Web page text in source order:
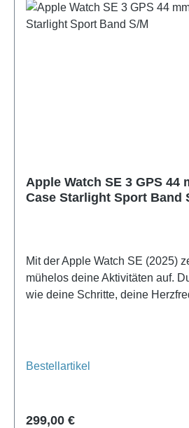
Apple Watch SE 3 GPS 44
Case Starlight Sport Band
Mit der Apple Watch SE (2025)
mühelos deine Aktivitäten auf.
wie deine Schritte, deine
Bestellartikel
Regulärer Preis:
299,00 €